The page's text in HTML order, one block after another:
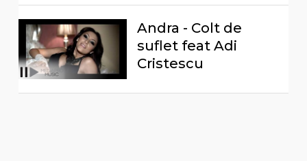
Andra - Colt de
suflet feat Adi
Cristescu